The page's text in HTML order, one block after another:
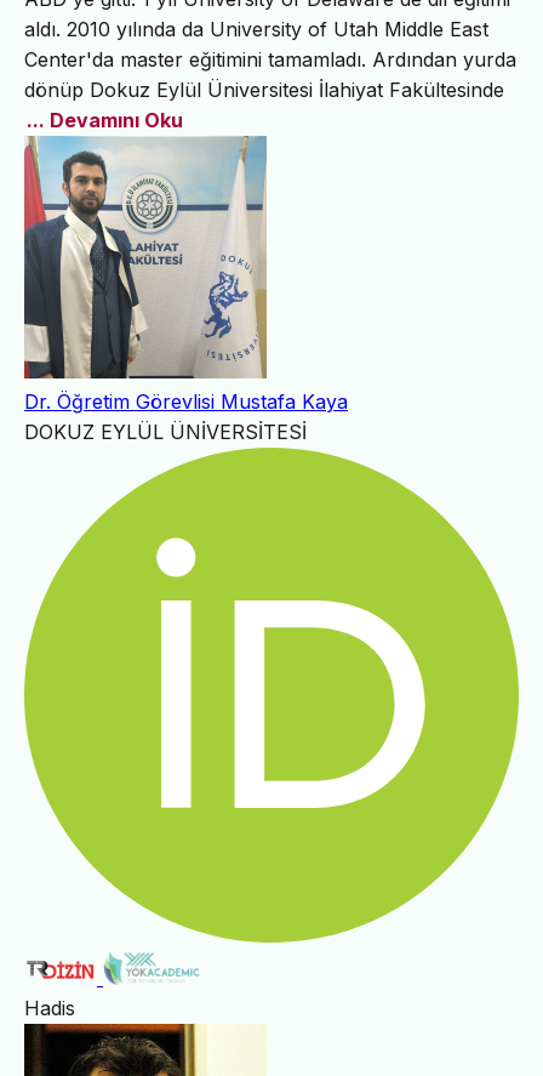
aldı. 2010 yılında da University of Utah Middle East
Center'da master eğitimini tamamladı. Ardından yurda
dönüp Dokuz Eylül Üniversitesi İlahiyat Fakültesinde
... Devamını Oku
Dr. Öğretim Görevlisi Mustafa Kaya
DOKUZ EYLÜL ÜNİVERSİTESİ
Hadis